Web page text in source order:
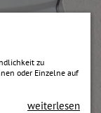
zu
oder Einzelne auf
weiterlesen